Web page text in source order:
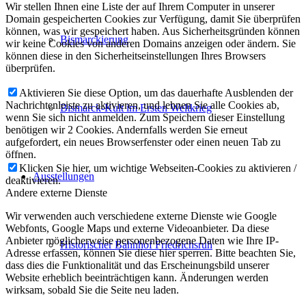
Bismarckierung
Bismarck-Kult im Ersten Weltkrieg
Ausstellungen
Historischer Bahnhof Friedrichsruh
Wir stellen Ihnen eine Liste der auf Ihrem Computer in unserer
Domain gespeicherten Cookies zur Verfügung, damit Sie überprüfen
können, was wir gespeichert haben. Aus Sicherheitsgründen können
wir keine Cookies von anderen Domains anzeigen oder ändern. Sie
können diese in den Sicherheitseinstellungen Ihres Browsers
überprüfen.
Aktivieren Sie diese Option, um das dauerhafte Ausblenden der
Nachrichtenleiste zu aktivieren, und lehnen Sie alle Cookies ab,
wenn Sie sich nicht anmelden. Zum Speichern dieser Einstellung
benötigen wir 2 Cookies. Andernfalls werden Sie erneut
aufgefordert, ein neues Browserfenster oder einen neuen Tab zu
öffnen.
Klicken Sie hier, um wichtige Webseiten-Cookies zu aktivieren /
deaktivieren.
Andere externe Dienste
Wir verwenden auch verschiedene externe Dienste wie Google
Webfonts, Google Maps und externe Videoanbieter. Da diese
Anbieter möglicherweise personenbezogene Daten wie Ihre IP-
Adresse erfassen, können Sie diese hier sperren. Bitte beachten Sie,
dass dies die Funktionalität und das Erscheinungsbild unserer
Website erheblich beeinträchtigen kann. Änderungen werden
wirksam, sobald Sie die Seite neu laden.